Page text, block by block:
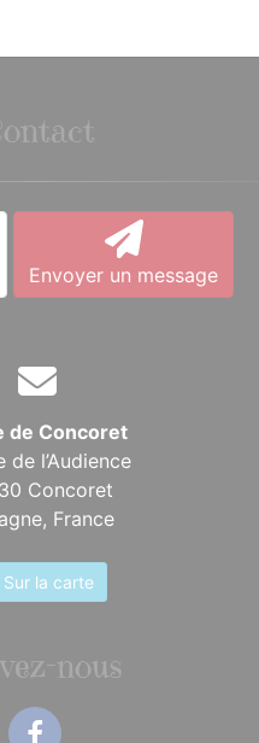
Envoyer un message
de Concoret
de l’Audience
Concoret
France
la carte
nous